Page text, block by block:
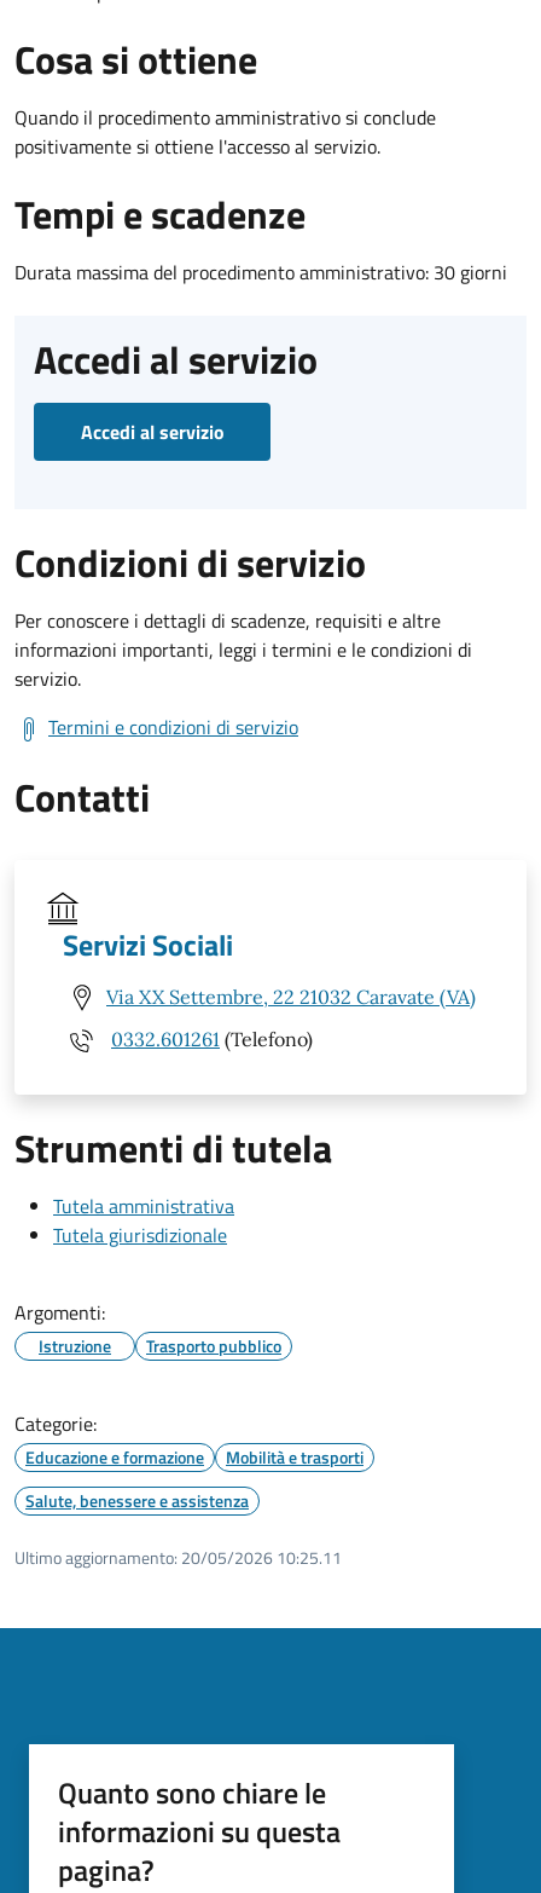
Cosa si ottiene
Quando il procedimento amministrativo si conclude
positivamente si ottiene l'accesso al servizio.
Tempi e scadenze
Durata massima del procedimento amministrativo: 30 giorni
Accedi al servizio
Accedi al servizio
Condizioni di servizio
Per conoscere i dettagli di scadenze, requisiti e altre
informazioni importanti, leggi i termini e le condizioni di
servizio.
Termini e condizioni di servizio
Contatti
Servizi Sociali
Via XX Settembre, 22 21032 Caravate (VA)
0332.601261 (Telefono)
Strumenti di tutela
Tutela amministrativa
Tutela giurisdizionale
Argomenti:
Istruzione Trasporto pubblico
Categorie:
Educazione e formazione
Mobilità e trasporti
Salute, benessere e assistenza
Ultimo aggiornamento: 20/05/2026 10:25.11
Quanto sono chiare le
informazioni su questa
pagina?